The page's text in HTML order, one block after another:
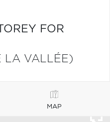
FOR
LA VALLÉE)
MAP